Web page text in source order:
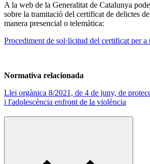
A la web de la Generalitat de Catalunya
sobre la tramitació del certificat de delictes
manera presencial o telemàtica:
Procediment de sol·licitud del certificat per a
Normativa relacionada
Llei orgànica 8/2021, de 4 de juny, de
i l'adolescència enfront de la violència